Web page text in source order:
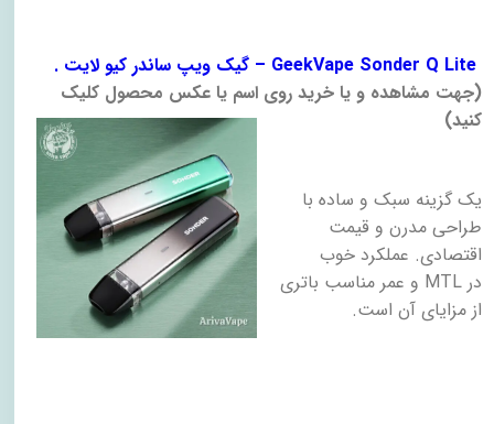
. گیک ویپ ساندر کیو لایت – GeekVape Sonder Q Lite
)جهت مشاهده و یا خرید روی اسم یا عکس محصول کلیک
کنید(
یک گزینه سبک و ساده با
طراحی مدرن و قیمت
اقتصادی. عملکرد خوب
در MTL و عمر مناسب باتری
از مزایای آن است.